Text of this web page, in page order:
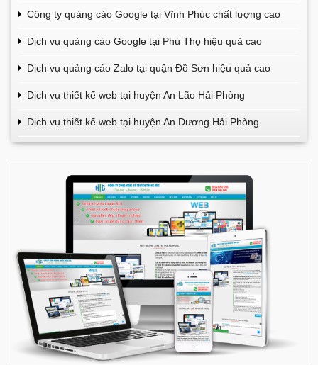
Công ty quảng cáo Google tại Vĩnh Phúc chất lượng cao
Dịch vụ quảng cáo Google tại Phú Thọ hiệu quả cao
Dịch vụ quảng cáo Zalo tại quận Đồ Sơn hiệu quả cao
Dịch vụ thiết kế web tại huyện An Lão Hải Phòng
Dịch vụ thiết kế web tại huyện An Dương Hải Phòng